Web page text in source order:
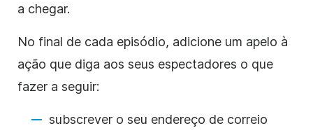
a chegar.
No final de cada episódio, adicione um apelo à
ação que diga aos seus espectadores o que
fazer a seguir:
subscrever o seu endereço de correio